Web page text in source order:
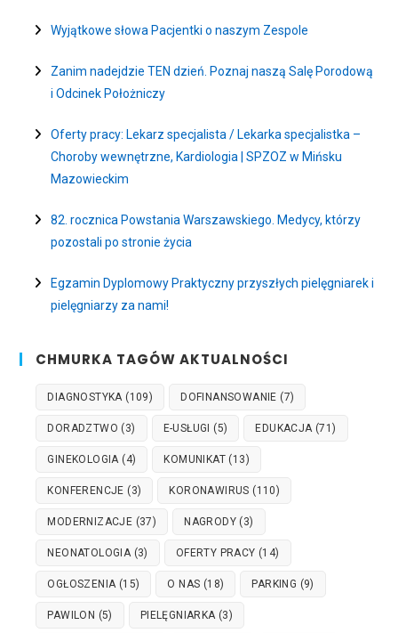
Wyjątkowe słowa Pacjentki o naszym Zespole
Zanim nadejdzie TEN dzień. Poznaj naszą Salę Porodową
i Odcinek Położniczy
Oferty pracy: Lekarz specjalista / Lekarka specjalistka –
Choroby wewnętrzne, Kardiologia | SPZOZ w Mińsku
Mazowieckim
82. rocznica Powstania Warszawskiego. Medycy, którzy
pozostali po stronie życia
Egzamin Dyplomowy Praktyczny przyszłych pielęgniarek i
pielęgniarzy za nami!
CHMURKA TAGÓW AKTUALNOŚCI
DIAGNOSTYKA(109) DOFINANSOWANIE (7)
DORADZTWO (3) E-USŁUGI (5) EDUKACJA(71)
GINEKOLOGIA(4) KOMUNIKAT (13)
KONFERENCJE (3) KORONAWIRUS (110)
MODERNIZACJE (37) NAGRODY (3)
NEONATOLOGIA(3) OFERTY PRACY (14)
OGŁOSZENIA(15) O NAS (18) PARKING (9)
PAWILON (5) PIELĘGNIARKA(3)